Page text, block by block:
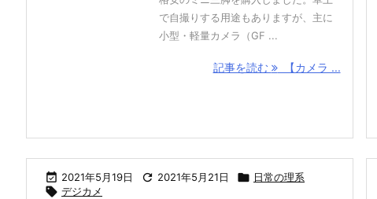
で自撮りする用途もありますが、主に
小型・軽量カメラ（GF ...
記事を読む 【カメラ ...
 2021年5月19日  2021年5月21日  日常の理系
 デジカメ